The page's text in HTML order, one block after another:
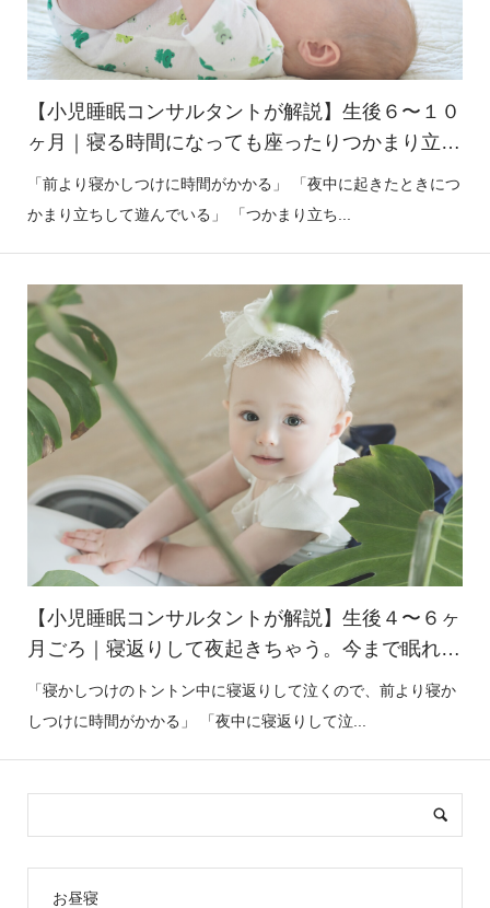
【小児睡眠コンサルタントが解説】生後６〜１０
ヶ月｜寝る時間になっても座ったりつかまり立ち
して寝ない。夜中に起き上がってしまう【睡眠退
行】
「前より寝かしつけに時間がかかる」 「夜中に起きたときにつ
かまり立ちして遊んでいる」 「つかまり立ち...
【小児睡眠コンサルタントが解説】生後４〜６ヶ
月ごろ｜寝返りして夜起きちゃう。今まで眠れて
いた子が急に寝れなくなる【睡眠退行】
「寝かしつけのトントン中に寝返りして泣くので、前より寝か
しつけに時間がかかる」 「夜中に寝返りして泣...
お昼寝